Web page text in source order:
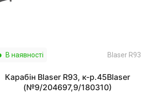
В наявності Blaser R93
Карабін Blaser R93, к-р.45Blaser
(№9/204697,9/180310)